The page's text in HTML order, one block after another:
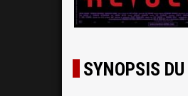
SYNOPSIS